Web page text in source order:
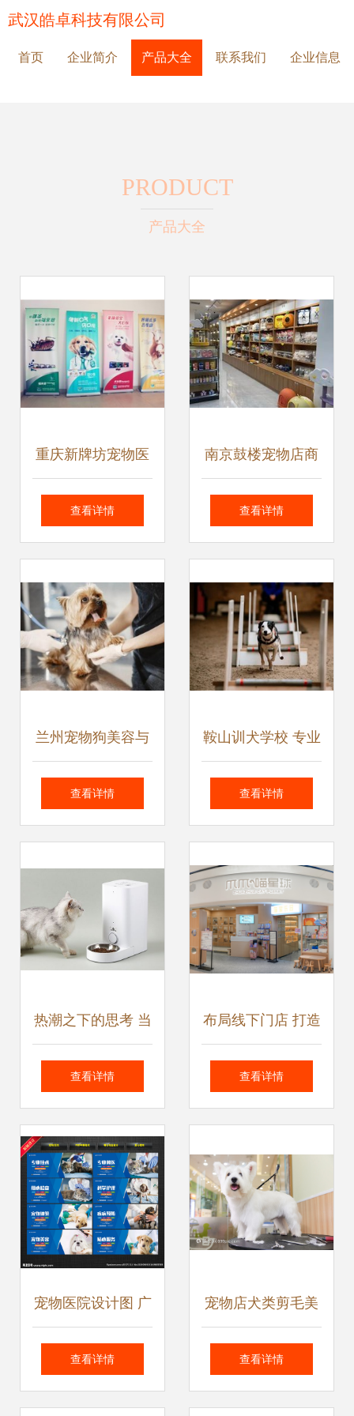
武汉皓卓科技有限公司
首页 企业简介 产品大全 联系我们 企业信息
PRODUCT
产品大全
重庆新牌坊宠物医
院 为爱宠保驾护航
查看详情
南京鼓楼宠物店商
铺转让分析 市场现
查看详情
兰州宠物狗美容与
宠物服务指南
查看详情
鞍山训犬学校 专业
宠物服务打造和谐
查看详情
热潮之下的思考 当
下宠物电器能否满
查看详情
布局线下门店 打造
宠物情绪疗愈充电
查看详情
宠物医院设计图 广
告设计与品牌塑造
查看详情
宠物店犬类剪毛美
容体验 专业与温情
查看详情